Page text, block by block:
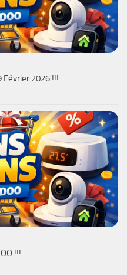
Février 2026 !!!
!!!